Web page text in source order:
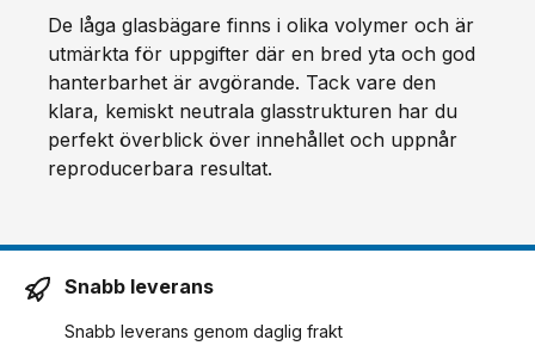
De låga glasbägare finns i olika volymer och är
utmärkta för uppgifter där en bred yta och god
hanterbarhet är avgörande. Tack vare den
klara, kemiskt neutrala glasstrukturen har du
perfekt överblick över innehållet och uppnår
reproducerbara resultat.
Snabb leverans
Snabb leverans genom daglig frakt